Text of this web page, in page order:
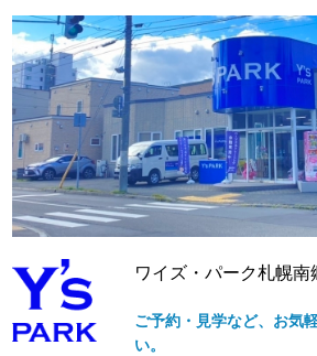
ワイズ・パーク札幌南
ご予約・見学など、お気
い。